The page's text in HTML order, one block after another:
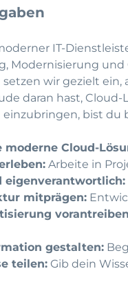
IT-
Modernisierung
wir gezielt
daran hast,
einzubringen, bist du
moderne Cloud-
Arbeite in
eigenverantwortlich:
mitprägen:
gestalten:
teilen: Gib dein